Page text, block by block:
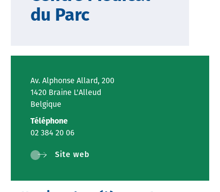
du Parc
Av. Alphonse Allard, 200
1420 Braine L'Alleud
Belgique
Téléphone
02 384 20 06
Site web